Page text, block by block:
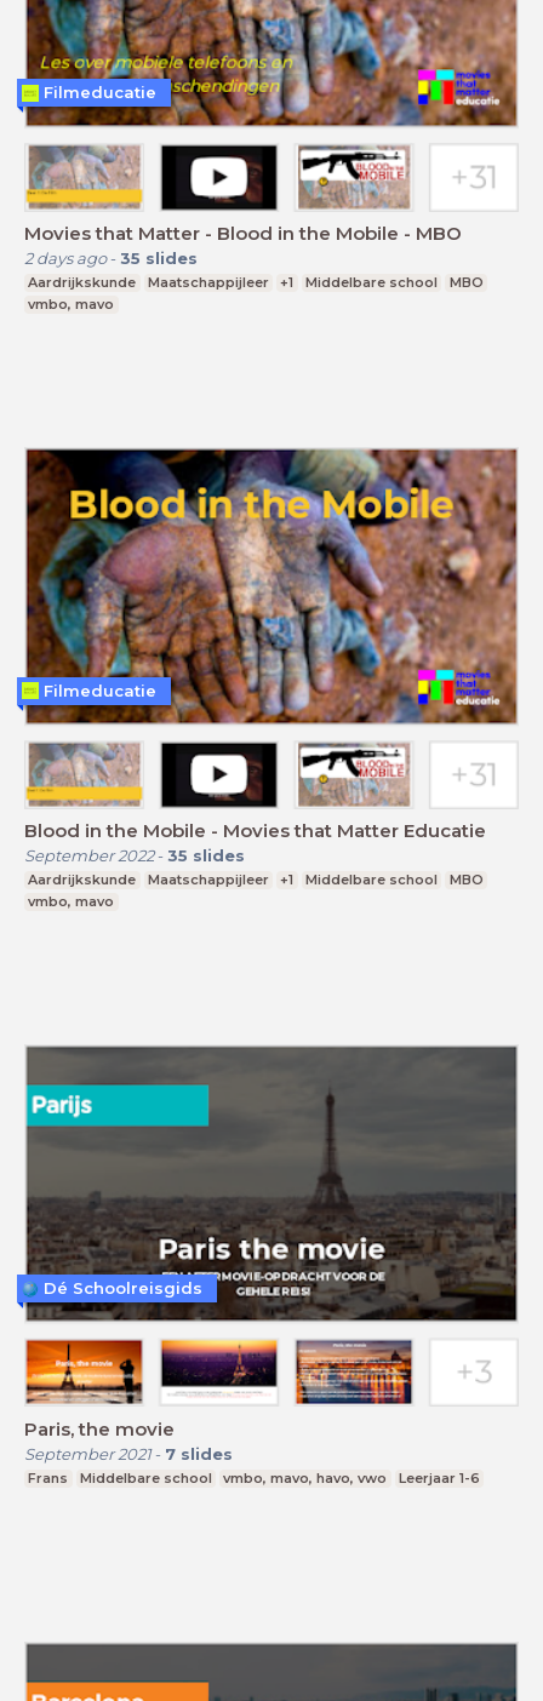
Movies that Matter - Blood in the Mobile - MBO
2 days ago- 35 slides
Aardrijkskunde Maatschappijleer +1 Middelbare school
MBO
vmbo, mavo
Filmeducatie
Blood in the Mobile - Movies that Matter Educatie
September 2022- 35 slides
Aardrijkskunde Maatschappijleer +1 Middelbare school
MBO
vmbo, mavo
Filmeducatie
Paris, the movie
September 2021- 7 slides
Frans Middelbare school vmbo, mavo, havo, vwo Leerjaar 1-6
Dé Schoolreisgids